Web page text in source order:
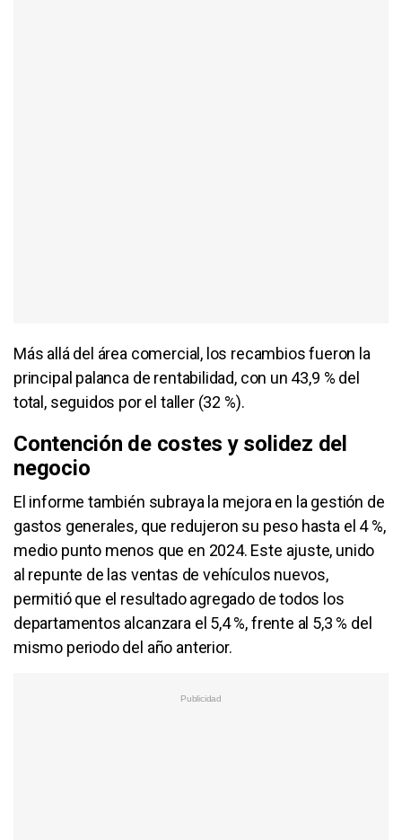
Más allá del área comercial, los recambios fueron la
principal palanca de rentabilidad, con un 43,9 % del
total, seguidos por el taller (32 %).
Contención de costes y solidez del
negocio
El informe también subraya la mejora en la gestión de
gastos generales, que redujeron su peso hasta el 4 %,
medio punto menos que en 2024. Este ajuste, unido
al repunte de las ventas de vehículos nuevos,
permitió que el resultado agregado de todos los
departamentos alcanzara el 5,4 %, frente al 5,3 % del
mismo periodo del año anterior.